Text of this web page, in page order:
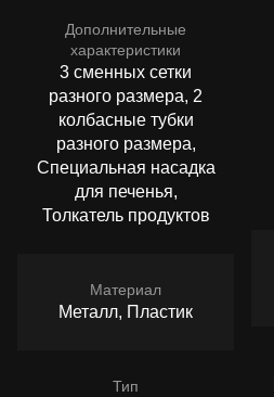
Дополнительные
характеристики
3 сменных сетки
разного размера, 2
колбасные тубки
разного размера,
Специальная насадка
для печенья,
Толкатель продуктов
Материал
Металл, Пластик
Тип